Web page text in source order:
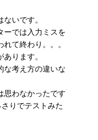
いです。
ーでは入力ミスを
て終わり。。。
ります。
な考え方の違いな
思わなかったです
りでテストみた